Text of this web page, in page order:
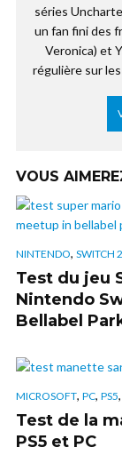
séries
un fan fini des
Veronica) et
régulière sur
VOUS
NINTENDO, SWITCH 2
Test du jeu
Nintendo
Bellabel
MICROSOFT, PC, PS5,
Test de la
PS5 et PC